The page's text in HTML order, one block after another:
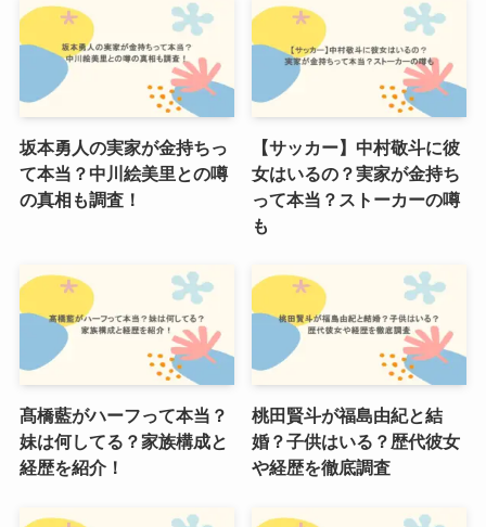
坂本勇人の実家が金持ちっ
て本当？中川絵美里との噂
の真相も調査！
【サッカー】中村敬斗に彼
女はいるの？実家が金持ち
って本当？ストーカーの噂
も
髙橋藍がハーフって本当？
妹は何してる？家族構成と
経歴を紹介！
桃田賢斗が福島由紀と結
婚？子供はいる？歴代彼女
や経歴を徹底調査